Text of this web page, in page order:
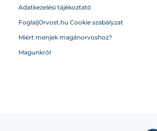
Adatkezelési tájékoztató
FoglaljOrvost.hu Cookie szabályzat
Miért menjek magánorvoshoz?
Magunkról